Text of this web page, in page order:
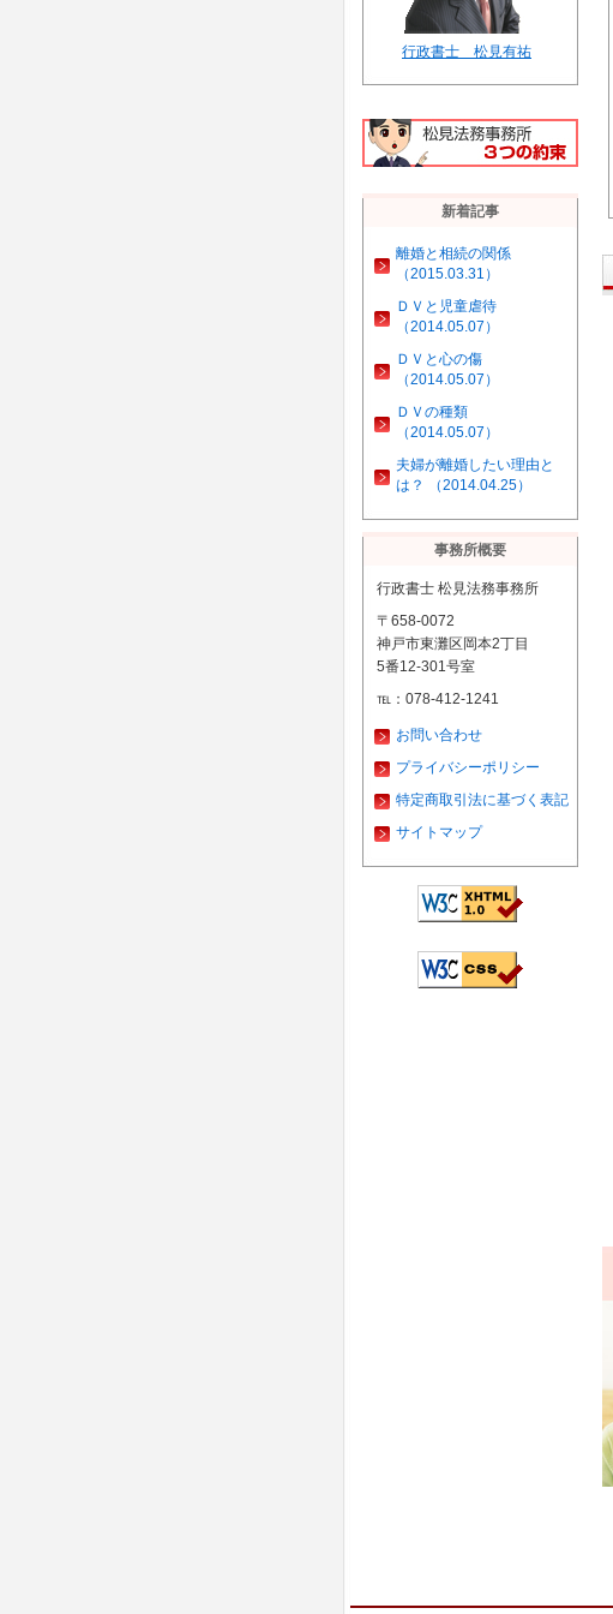
行政書士 松見有祐
新着記事
離婚と相続の関係
（2015.03.31）
ＤＶと児童虐待
（2014.05.07）
ＤＶと心の傷
（2014.05.07）
ＤＶの種類
（2014.05.07）
夫婦が離婚したい理由と
は？ （2014.04.25）
事務所概要
行政書士 松見法務事務所
〒658-0072
神戸市東灘区岡本2丁目
5番12-301号室
℡：078-412-1241
お問い合わせ
プライバシーポリシー
特定商取引法に基づく表記
サイトマップ